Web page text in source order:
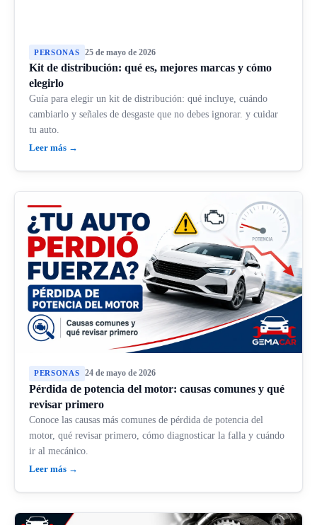
PERSONAS 25 de mayo de 2026
Kit de distribución: qué es, mejores marcas y cómo
elegirlo
Guía para elegir un kit de distribución: qué incluye, cuándo
cambiarlo y señales de desgaste que no debes ignorar. y cuidar
tu auto.
Leer más →
PERSONAS 24 de mayo de 2026
Pérdida de potencia del motor: causas comunes y qué
revisar primero
Conoce las causas más comunes de pérdida de potencia del
motor, qué revisar primero, cómo diagnosticar la falla y cuándo
ir al mecánico.
Leer más →